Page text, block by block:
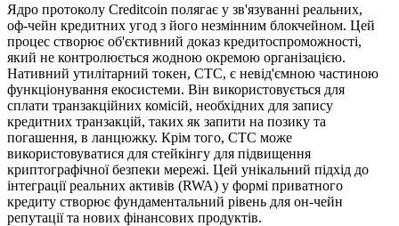
Ядро протоколу Creditcoin полягає у зв'язуванні реальних,
оф-чейн кредитних угод з його незмінним блокчейном. Цей
процес створює об'єктивний доказ кредитоспроможності,
який не контролюється жодною окремою організацією.
Нативний утилітарний токен, CTC, є невід'ємною частиною
функціонування екосистеми. Він використовується для
сплати транзакційних комісій, необхідних для запису
кредитних транзакцій, таких як запити на позику та
погашення, в ланцюжку. Крім того, CTC може
використовуватися для стейкінгу для підвищення
криптографічної безпеки мережі. Цей унікальний підхід до
інтеграції реальних активів (RWA) у формі приватного
кредиту створює фундаментальний рівень для он-чейн
репутації та нових фінансових продуктів.